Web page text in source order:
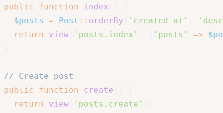
public
function index
$posts
= Post :: orderBy 'created_at'
return
view 'posts.index' 'posts' =>
// Create post
public
function create
return
view 'posts.create'